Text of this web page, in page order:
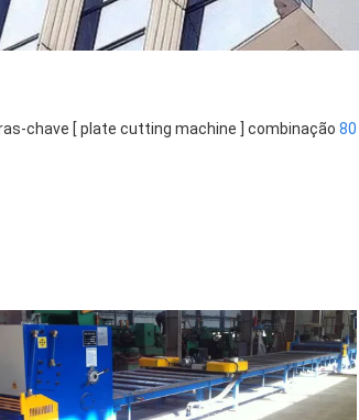
chave [ plate cutting machine ] combinação 80